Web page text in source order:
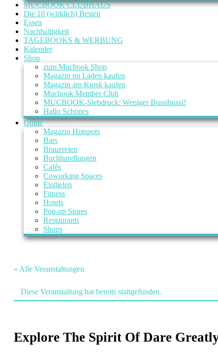
MUCBOOK CLUBHAUS
Die 10 (wirklich) Besten
Essen
Nachhaltigkeit
TAGEBOOKS & WERBUNG
Kalender
Shop
zum Mucbook Shop
Magazin im Laden kaufen
Magazin am Kiosk kaufen
Mucbook Member Club
MUCBOOK-Siebdruck: Weniger Bussibussi!
Hallo Schönes
Guide
Magazin Hotspots
Bars
Brauereien
Buchhandlungen
Cafés
Coworking Spaces
Eisdielen
Fitness
Hotels
Pop-up Stores
Restaurants
Shops
« Alle Veranstaltungen
Diese Veranstaltung hat bereits stattgefunden.
Explore The Spirit Of Dare